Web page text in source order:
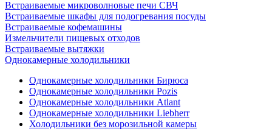
Встраиваемые микроволновые печи СВЧ
Встраиваемые шкафы для подогревания посуды
Встраиваемые кофемашины
Измельчители пищевых отходов
Встраиваемые вытяжки
Однокамерные холодильники
Однокамерные холодильники Бирюса
Однокамерные холодильники Pozis
Однокамерные холодильники Atlant
Однокамерные холодильники Liebherr
Холодильники без морозильной камеры